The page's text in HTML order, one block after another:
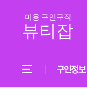
구인정보